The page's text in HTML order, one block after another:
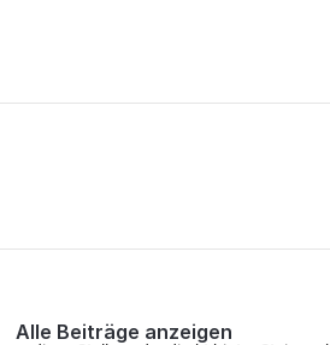
Alle Beiträge anzeigen